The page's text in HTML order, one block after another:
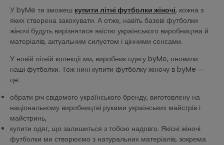
У byMe ти зможеш купити літні футболки жіночі, кожна з
яких створена закохувати. А отже, навіть базові футболки
жіночі будуть вирізнятися якістю українського виробництва й
матеріалів, актуальним силуетом і цінними сенсами.
У новій літній колекції ми, виробник одягу byMe, оновили
наші футболки. Тож нині купити футболку жіночу в byMe —
це:
обрати річ свідомого українського бренду, виготовлену на
національному виробництві руками українських майстрів і
майстринь,
купити одяг, що залишиться з тобою надовго. Якісні жіночі
футболки ми створюємо з натуральних матеріалів, зокрема